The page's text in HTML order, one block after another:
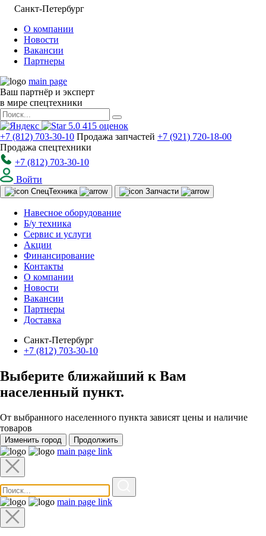
Санкт-Петербург
О компании
Новости
Вакансии
Партнеры
main page
Ваш партнёр и эксперт
в мире спецтехники
5.0 415 оценок
+7 (812) 703-30-10 Продажа запчастей +7 (921) 720-18-00
Продажа спецтехники
+7 (812) 703-30-10
Войти
СпецТехника Запчасти
Навесное оборудование
Б/у техника
Сервис и услуги
Акции
Финансирование
Контакты
О компании
Новости
Вакансии
Партнеры
Доставка
Санкт-Петербург
+7 (812) 703-30-10
Выберите ближайший к Вам
населенный пункт.
От выбранного населенного пункта зависят цены и наличие
товаров
Изменить город Продолжить
main page link
main page link